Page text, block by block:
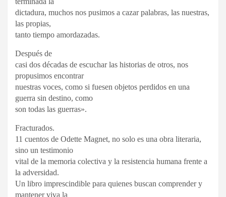
dictadura, muchos nos pusimos a cazar palabras, las nuestras,
las propias,
tanto tiempo amordazadas.
Después de
casi dos décadas de escuchar las historias de otros, nos
propusimos encontrar
nuestras voces, como si fuesen objetos perdidos en una
guerra sin destino, como
son todas las guerras».
Fracturados.
11 cuentos de Odette Magnet, no solo es una obra literaria,
sino un testimonio
vital de la memoria colectiva y la resistencia humana frente a
la adversidad.
Un libro imprescindible para quienes buscan comprender y
mantener viva la